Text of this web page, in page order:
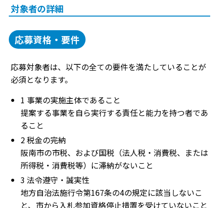
対象者の詳細
応募資格・要件
応募対象者は、以下の全ての要件を満たしていることが
必須となります。
1 事業の実施主体であること
提案する事業を自ら実行する責任と能力を持つ者であ
ること
2 税金の完納
阪南市の市税、および国税（法人税・消費税、または
所得税・消費税等）に滞納がないこと
3 法令遵守・誠実性
地方自治法施行令第167条の4の規定に該当しないこ
と、市から入札参加資格停止措置を受けていないこと